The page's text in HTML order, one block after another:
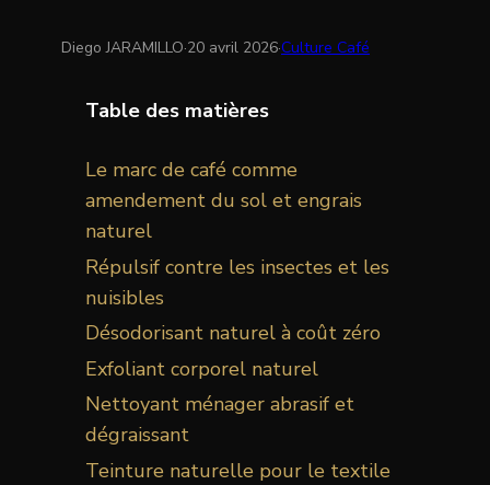
Diego JARAMILLO·20 avril 2026·Culture Café
Table des matières
Le marc de café comme
amendement du sol et engrais
naturel
Répulsif contre les insectes et les
nuisibles
Désodorisant naturel à coût zéro
Exfoliant corporel naturel
Nettoyant ménager abrasif et
dégraissant
Teinture naturelle pour le textile